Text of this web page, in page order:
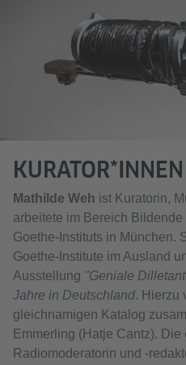
KURATOR*INNEN
Mathilde Weh ist Kuratorin,
arbeitete im Bereich
Goethe-Instituts in München.
Goethe-Institute im Ausland
Ausstellung "Geniale
Jahre in Deutschland. Hierzu
gleichnamigen Katalog
Emmerling (Hatje Cantz). Die
Radiomoderatorin und -